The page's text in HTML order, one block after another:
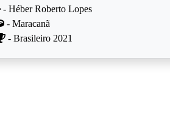
- Héber Roberto Lopes
- Maracanã
- Brasileiro 2021